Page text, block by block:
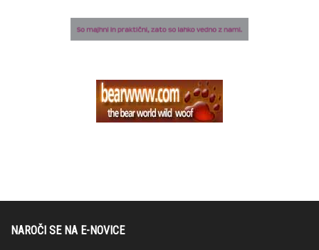
NAROČI SE NA E-NOVICE